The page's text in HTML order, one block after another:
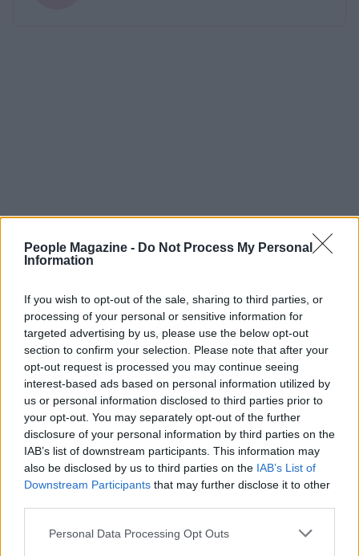
People Magazine - Do Not Process My Personal
Information
If you wish to opt-out of the sale, sharing to third parties, or
processing of your personal or sensitive information for
targeted advertising by us, please use the below opt-out
section to confirm your selection. Please note that after your
opt-out request is processed you may continue seeing
interest-based ads based on personal information utilized by
us or personal information disclosed to third parties prior to
your opt-out. You may separately opt-out of the further
disclosure of your personal information by third parties on the
IAB’s list of downstream participants. This information may
also be disclosed by us to third parties on the IAB’s List of
Downstream Participants that may further disclose it to other
Please note that this website/app uses one or more Google
Personal Data Processing Opt Outs
Continua a leggere
PEOPLE NEWS